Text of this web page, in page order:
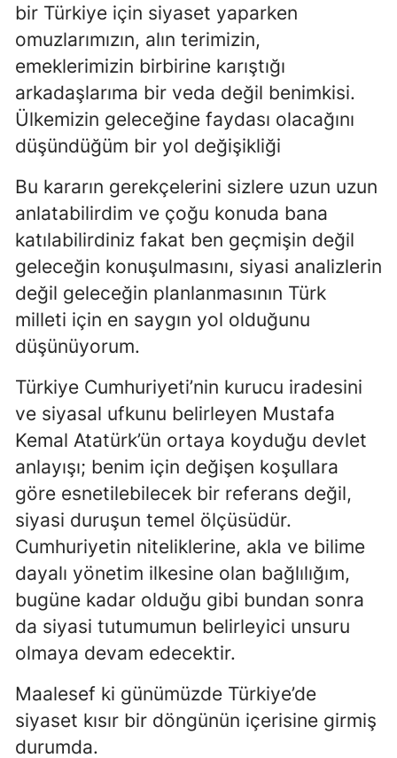
bir Türkiye için siyaset yaparken
omuzlarımızın, alın terimizin,
emeklerimizin birbirine karıştığı
arkadaşlarıma bir veda değil benimkisi.
Ülkemizin geleceğine faydası olacağını
düşündüğüm bir yol değişikliği
Bu kararın gerekçelerini sizlere uzun uzun
anlatabilirdim ve çoğu konuda bana
katılabilirdiniz fakat ben geçmişin değil
geleceğin konuşulmasını, siyasi analizlerin
değil geleceğin planlanmasının Türk
milleti için en saygın yol olduğunu
düşünüyorum.
Türkiye Cumhuriyeti’nin kurucu iradesini
ve siyasal ufkunu belirleyen Mustafa
Kemal Atatürk’ün ortaya koyduğu devlet
anlayışı; benim için değişen koşullara
göre esnetilebilecek bir referans değil,
siyasi duruşun temel ölçüsüdür.
Cumhuriyetin niteliklerine, akla ve bilime
dayalı yönetim ilkesine olan bağlılığım,
bugüne kadar olduğu gibi bundan sonra
da siyasi tutumumun belirleyici unsuru
olmaya devam edecektir.
Maalesef ki günümüzde Türkiye’de
siyaset kısır bir döngünün içerisine girmiş
durumda.